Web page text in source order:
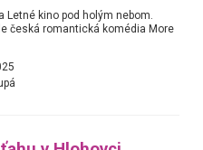
Letné kino pod holým nebom.
česká romantická komédia More